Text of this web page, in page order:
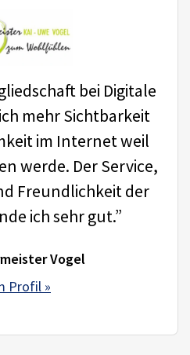
bei Digitale
mehr Sichtbarkeit
im Internet weil
werde. Der Service,
Freundlichkeit der
ich sehr gut.”
Vogel
Profil »